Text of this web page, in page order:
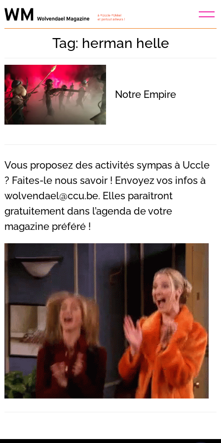
Skip
to
Tag: herman helle
Notre Empire
Vous proposez des activités sympas à Uccle
? Faites-le nous savoir ! Envoyez vos infos à
wolvendael@ccu.be. Elles paraîtront
gratuitement dans l’agenda de votre
magazine préféré !
Recherche
pour
: